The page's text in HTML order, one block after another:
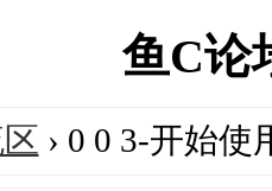
鱼C论
› 0 0 3-开始使